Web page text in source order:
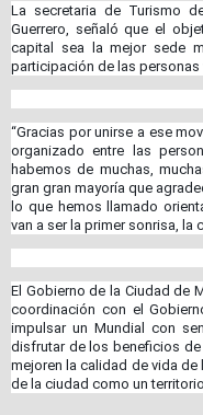
La secretaria de Turismo
Guerrero, señaló que el
capital sea la mejor sede
participación de las personas
“Gracias por unirse a ese
organizado entre las
habemos de muchas,
gran gran mayoría que
lo que hemos llamado
van a ser la primer sonrisa, la
El Gobierno de la Ciudad de
coordinación con el
impulsar un Mundial con
disfrutar de los beneficios
mejoren la calidad de vida
de la ciudad como un